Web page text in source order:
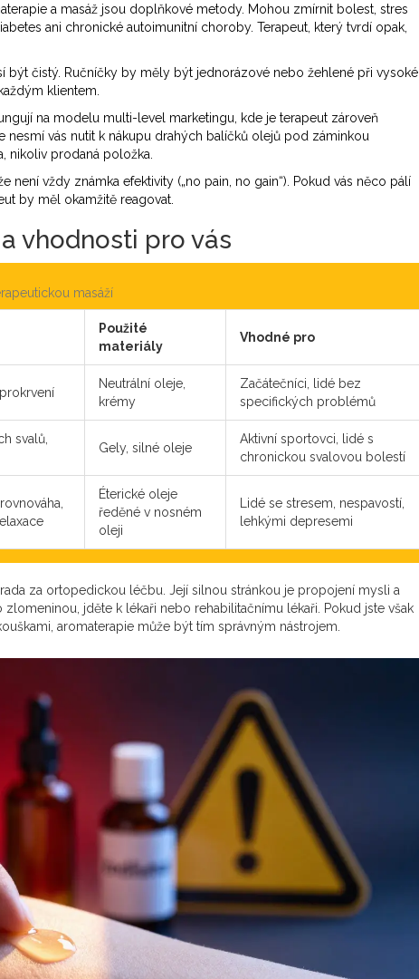
a masáž jsou doplňkové metody. Mohou zmírnit bolest, stres
ani chronické autoimunitní choroby. Terapeut, který tvrdí opak,
být čistý. Ručníčky by měly být jednorázové nebo žehlené při vysoké
klientem.
na modelu multi-level marketingu, kde je terapeut zároveň
nesmí vás nutit k nákupu drahých balíčků olejů pod záminkou
nikoliv prodaná položka.
není vždy známka efektivity („no pain, no gain“). Pokud vás něco pálí
by měl okamžitě reagovat.
vhodnosti pro vás
masáží
Použité
materiály
Vhodné pro
Neutrální oleje,
krémy
Začátečníci, lidé bez
specifických problémů
svalů,
Gely, silné oleje
Aktivní sportovci, lidé s
chronickou svalovou bolestí
Éterické oleje
ředěné v nosném
oleji
Lidé se stresem, nespavostí,
lehkými depresemi
za ortopedickou léčbu. Její silnou stránkou je propojení mysli a
jděte k lékaři nebo rehabilitačnímu lékaři. Pokud jste však
aromaterapie může být tím správným nástrojem.